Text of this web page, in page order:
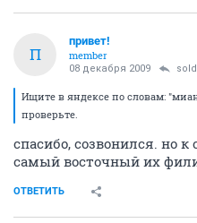
П
привет!
member
08 декабря 2009
Ищите в яндексе по словам:
проверьте.
спасибо, созвонился. но
самый восточный их
ОТВЕТИТЬ